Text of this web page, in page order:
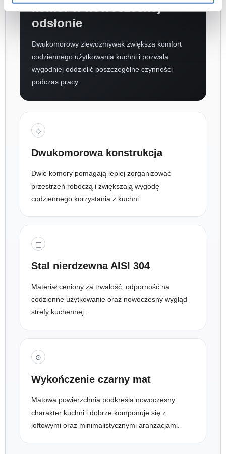
komór w nowoczesnej
odsłonie
Dwukomorowy zlewozmywak zwiększa komfort
codziennego użytkowania kuchni i pozwala
wygodniej oddzielić poszczególne czynności
podczas pracy.
◇
Dwukomorowa konstrukcja
Dwie komory pomagają lepiej zorganizować
przestrzeń roboczą i zwiększają wygodę
codziennego korzystania z kuchni.
▢
Stal nierdzewna AISI 304
Materiał ceniony za trwałość, odporność na
codzienne użytkowanie oraz nowoczesny wygląd
strefy kuchennej.
⊙
Wykończenie czarny mat
Matowa powierzchnia podkreśla nowoczesny
charakter kuchni i dobrze komponuje się z
loftowymi oraz minimalistycznymi aranżacjami.